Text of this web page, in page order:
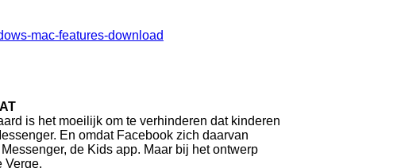
mac-features-download
is het moeilijk om te verhinderen dat kinderen
En omdat Facebook zich daarvan
de Kids app. Maar bij het ontwerp
Verge.